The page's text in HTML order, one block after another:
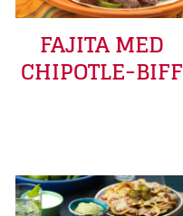
FAJITA MED
CHIPOTLE-BIFF